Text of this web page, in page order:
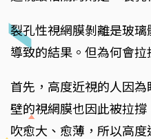
裂孔性視網膜剝離是玻
導致的結果。但為何會拉
首先，高度近視的人因
壁的視網膜也因此被拉
吹愈大、愈薄，所以高